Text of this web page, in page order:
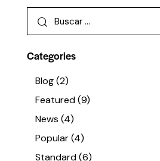
Categories
Blog(2)
Featured(9)
News (4)
Popular(4)
Standard(6)